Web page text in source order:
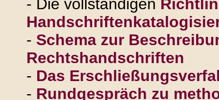
- Die vollständigen
- Schema zur
Rechtshandschriften
- Das
- Rundgespräch zu